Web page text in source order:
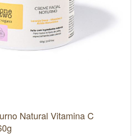
Natural Vitamina C